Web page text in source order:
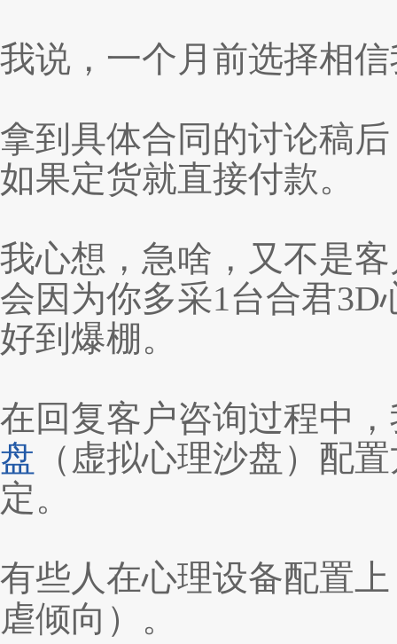
我说，一个月前选择相
拿到具体合同的讨论稿
如果定货就直接付款。
我心想，急啥，又不是
会因为你多采1台合君3D
好到爆棚。
在回复客户咨询过程中
盘 （虚拟心理沙盘） 配
定。
有些人在心理设备配置
虐倾向）。